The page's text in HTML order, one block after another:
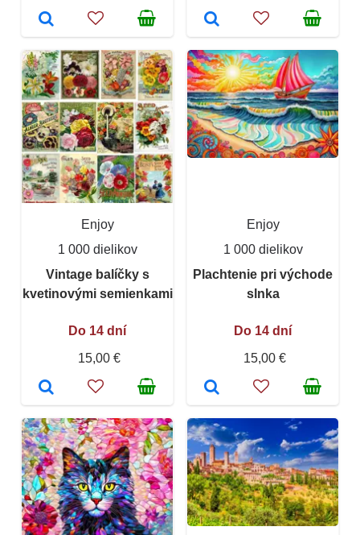
Enjoy
1 000 dielikov
Vintage balíčky s
kvetinovými semienkami
Do 14 dní
15,00 €
Enjoy
1 000 dielikov
Plachtenie pri východe
slnka
Do 14 dní
15,00 €